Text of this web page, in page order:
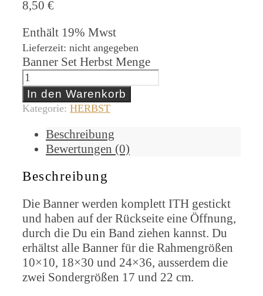
8,50 €
Enthält 19% Mwst
Lieferzeit: nicht angegeben
Banner Set Herbst Menge
In den Warenkorb
Kategorie: HERBST
Beschreibung
Bewertungen (0)
Beschreibung
Die Banner werden komplett ITH gestickt
und haben auf der Rückseite eine Öffnung,
durch die Du ein Band ziehen kannst. Du
erhältst alle Banner für die Rahmengrößen
10×10, 18×30 und 24×36, ausserdem die
zwei Sondergrößen 17 und 22 cm.